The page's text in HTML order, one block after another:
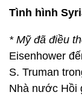
Tình hình
* Mỹ đã điều
Eisenhower
S. Truman
Nhà nước Hồi